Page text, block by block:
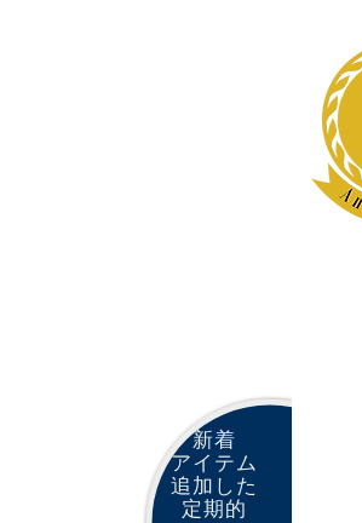
新着
アイテム
追加した
定期的